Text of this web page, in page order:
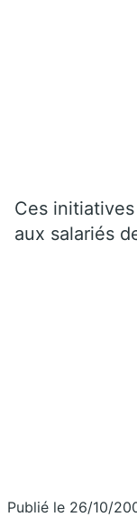
Ces
aux salariés
Publié le 26/10/